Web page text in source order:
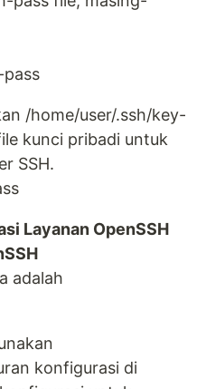
/home/user/.ssh/key-
kunci pribadi untuk
SSH.
Layanan OpenSSH
adalah
konfigurasi di